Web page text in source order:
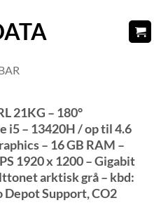
21KG – 180°
i5 – 13420H / op til 4.6
– 16 GB RAM –
1920 x 1200 – Gigabit
arktisk grå – kbd:
Depot Support, CO2